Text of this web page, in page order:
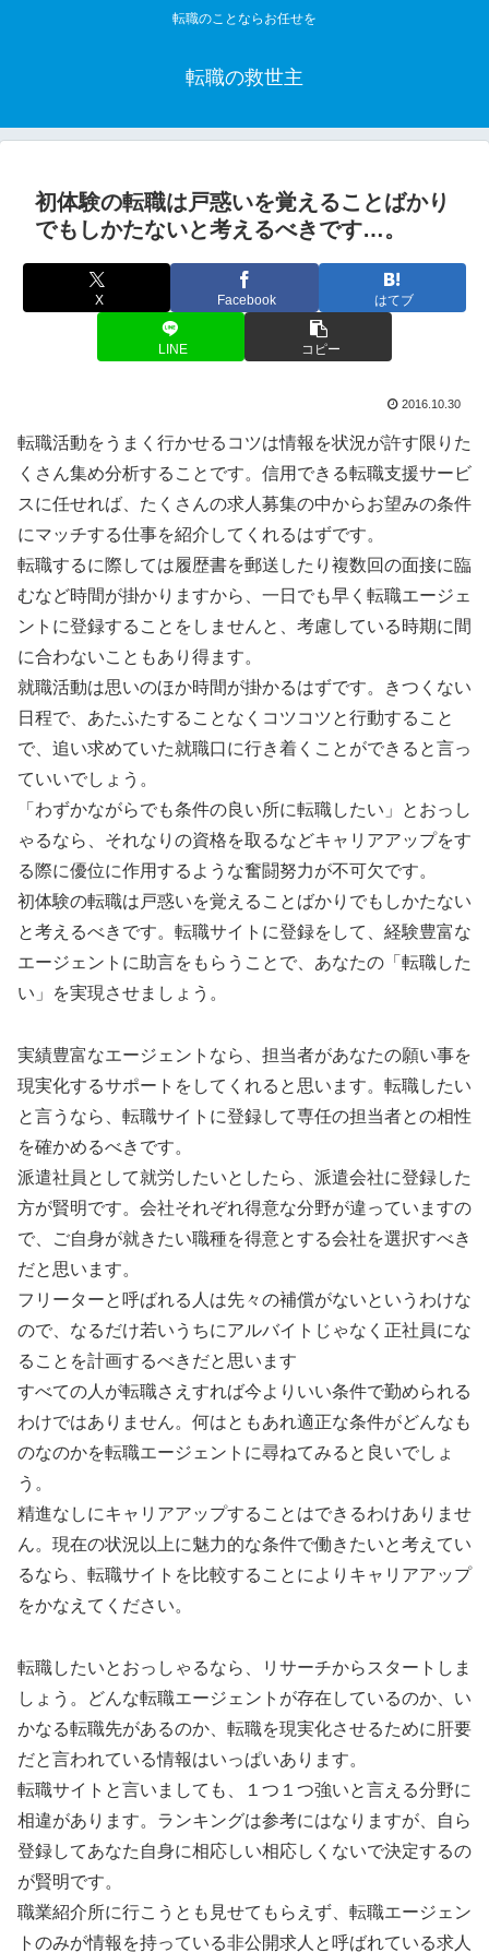
転職のことならお任せを
転職の救世主
初体験の転職は戸惑いを覚えることばかり
でもしかたないと考えるべきです…。
X Facebook はてブ
LINE コピー
2016.10.30
転職活動をうまく行かせるコツは情報を状況が許す限りた
くさん集め分析することです。信用できる転職支援サービ
スに任せれば、たくさんの求人募集の中からお望みの条件
にマッチする仕事を紹介してくれるはずです。
転職するに際しては履歴書を郵送したり複数回の面接に臨
むなど時間が掛かりますから、一日でも早く転職エージェ
ントに登録することをしませんと、考慮している時期に間
に合わないこともあり得ます。
就職活動は思いのほか時間が掛かるはずです。きつくない
日程で、あたふたすることなくコツコツと行動すること
で、追い求めていた就職口に行き着くことができると言っ
ていいでしょう。
「わずかながらでも条件の良い所に転職したい」とおっし
ゃるなら、それなりの資格を取るなどキャリアアップをす
る際に優位に作用するような奮闘努力が不可欠です。
初体験の転職は戸惑いを覚えることばかりでもしかたない
と考えるべきです。転職サイトに登録をして、経験豊富な
エージェントに助言をもらうことで、あなたの「転職した
い」を実現させましょう。
実績豊富なエージェントなら、担当者があなたの願い事を
現実化するサポートをしてくれると思います。転職したい
と言うなら、転職サイトに登録して専任の担当者との相性
を確かめるべきです。
派遣社員として就労したいとしたら、派遣会社に登録した
方が賢明です。会社それぞれ得意な分野が違っていますの
で、ご自身が就きたい職種を得意とする会社を選択すべき
だと思います。
フリーターと呼ばれる人は先々の補償がないというわけな
ので、なるだけ若いうちにアルバイトじゃなく正社員にな
ることを計画するべきだと思います
すべての人が転職さえすれば今よりいい条件で勤められる
わけではありません。何はともあれ適正な条件がどんなも
のなのかを転職エージェントに尋ねてみると良いでしょ
う。
精進なしにキャリアアップすることはできるわけありませ
ん。現在の状況以上に魅力的な条件で働きたいと考えてい
るなら、転職サイトを比較することによりキャリアアップ
をかなえてください。
転職したいとおっしゃるなら、リサーチからスタートしま
しょう。どんな転職エージェントが存在しているのか、い
かなる転職先があるのか、転職を現実化させるために肝要
だと言われている情報はいっぱいあります。
転職サイトと言いましても、１つ１つ強いと言える分野に
相違があります。ランキングは参考にはなりますが、自ら
登録してあなた自身に相応しい相応しくないで決定するの
が賢明です。
職業紹介所に行こうとも見せてもらえず、転職エージェン
トのみが情報を持っている非公開求人と呼ばれている求人